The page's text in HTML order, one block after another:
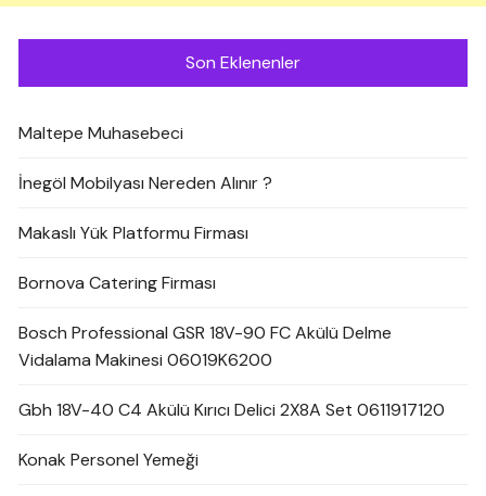
Son Eklenenler
Maltepe Muhasebeci
İnegöl Mobilyası Nereden Alınır ?
Makaslı Yük Platformu Firması
Bornova Catering Firması
Bosch Professional GSR 18V-90 FC Akülü Delme
Vidalama Makinesi 06019K6200
Gbh 18V-40 C4 Akülü Kırıcı Delici 2X8A Set 0611917120
Konak Personel Yemeği